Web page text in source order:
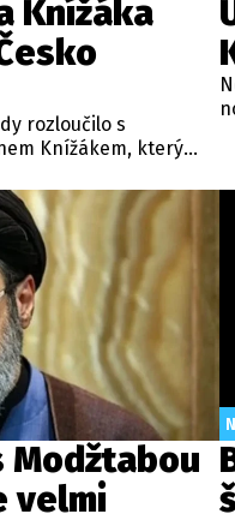
Knížáka
rozloučilo s
Knížákem, který
výtvarných
galerie.
Modžtabou
velmi